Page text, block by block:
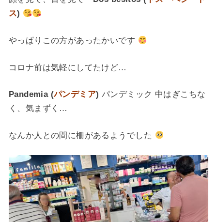
ス)
やっぱりこの方があったかいです
コロナ前は気軽にしてたけど…
Pandemia (パンデミア)パンデミック 中はぎこちな
く、気まずく…
なんか人との間に柵があるようでした